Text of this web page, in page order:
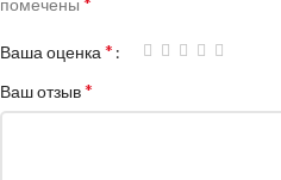
Ваша оценка *
Ваш отзыв*